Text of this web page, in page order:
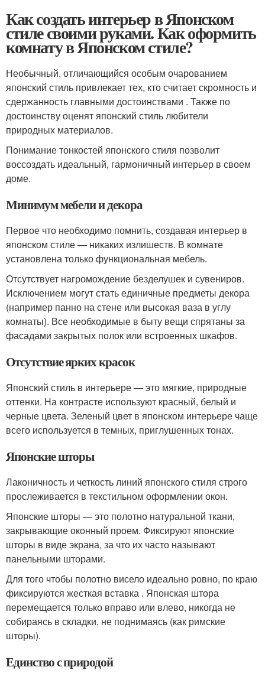
Как создать интерьер в Японском
стиле своими руками. Как оформить
комнату в Японском стиле?
Необычный, отличающийся особым очарованием
японский стиль привлекает тех, кто считает скромность и
сдержанность главными достоинствами . Также по
достоинству оценят японский стиль любители
природных материалов.
Понимание тонкостей японского стиля позволит
воссоздать идеальный, гармоничный интерьер в своем
доме.
Минимум мебели и декора
Первое что необходимо помнить, создавая интерьер в
японском стиле — никаких излишеств. В комнате
установлена только функциональная мебель.
Отсутствует нагромождение безделушек и сувениров.
Исключением могут стать единичные предметы декора
(например панно на стене или высокая ваза в углу
комнаты). Все необходимые в быту вещи спрятаны за
фасадами закрытых полок или встроенных шкафов.
Отсутствие ярких красок
Японский стиль в интерьере — это мягкие, природные
оттенки. На контрасте используют красный, белый и
черные цвета. Зеленый цвет в японском интерьере чаще
всего используется в темных, приглушенных тонах.
Японские шторы
Лаконичность и четкость линий японского стиля строго
прослеживается в текстильном оформлении окон.
Японские шторы — это полотно натуральной ткани,
закрывающие оконный проем. Фиксируют японские
шторы в виде экрана, за что их часто называют
панельными шторами.
Для того чтобы полотно висело идеально ровно, по краю
фиксируются жесткая вставка . Японская штора
перемещается только вправо или влево, никогда не
собираясь в складки, не поднимаясь (как римские
шторы).
Единство с природой